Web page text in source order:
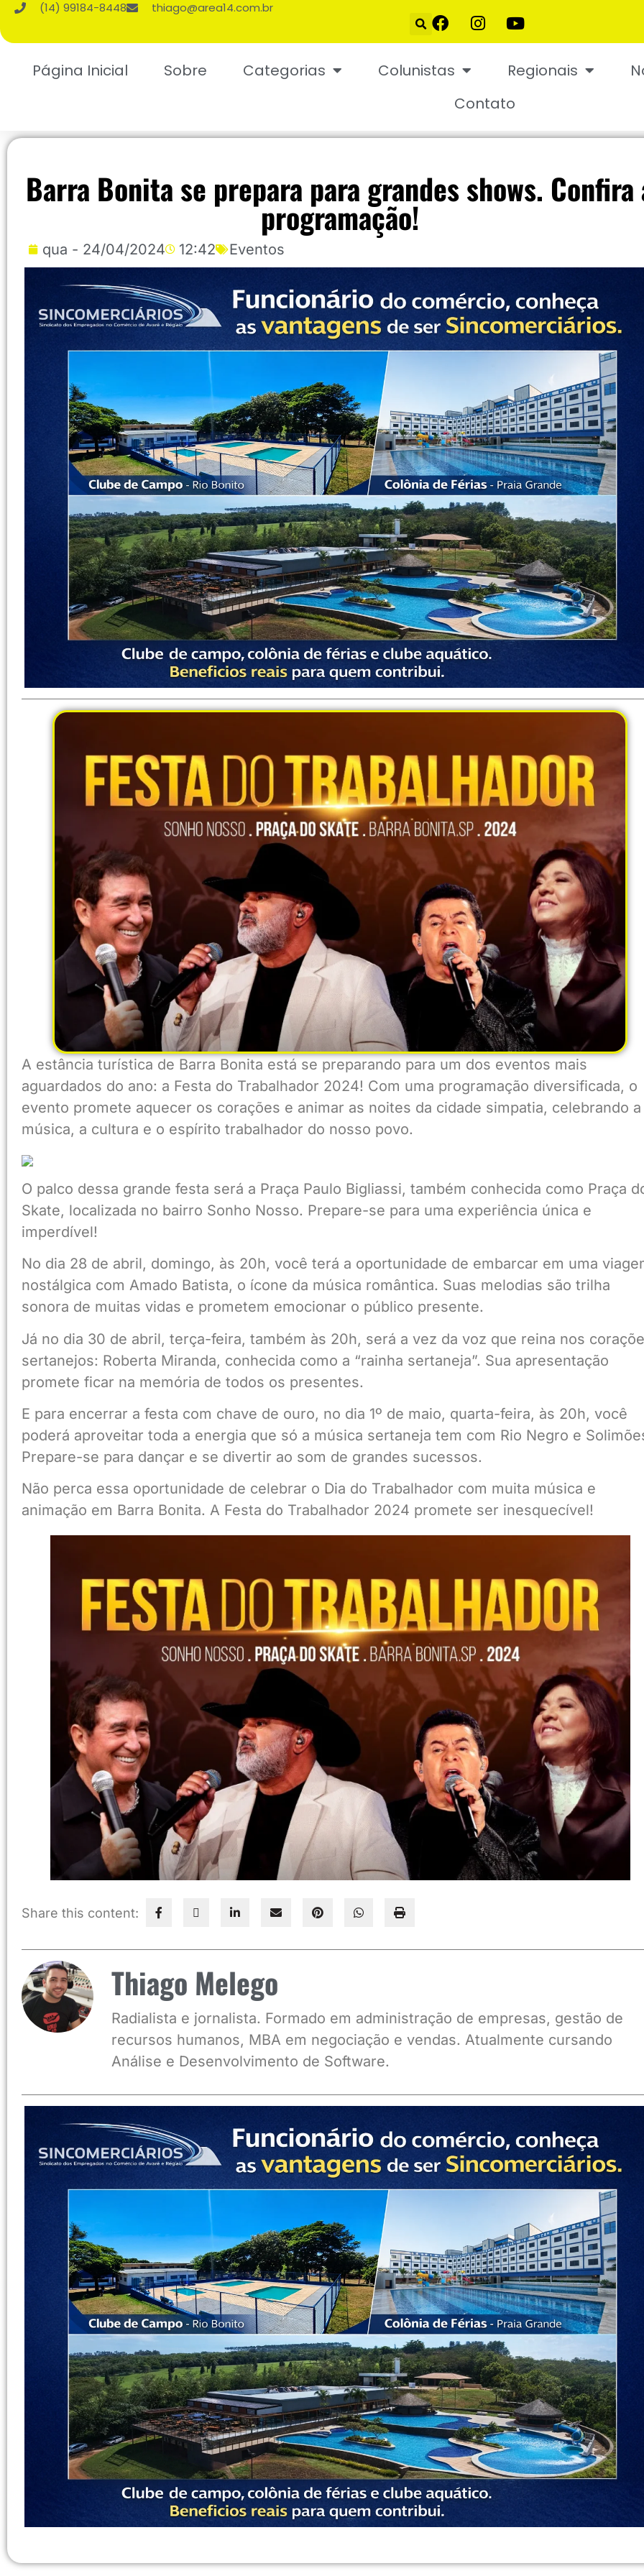
(14) 99184-8448 thiago@area14.com.br
Página Inicial Sobre Categorias Colunistas Regionais
Contato
Barra Bonita se prepara para grandes shows. Confira
programação!
qua - 24/04/2024 12:42 Eventos
A estância turística de Barra Bonita está se preparando para um dos eventos mais
aguardados do ano: a Festa do Trabalhador 2024! Com uma programação diversificada, o
evento promete aquecer os corações e animar as noites da cidade simpatia, celebrando a
música, a cultura e o espírito trabalhador do nosso povo.
O palco dessa grande festa será a Praça Paulo Bigliassi, também conhecida como Praça
Skate, localizada no bairro Sonho Nosso. Prepare-se para uma experiência única e
imperdível!
No dia 28 de abril, domingo, às 20h, você terá a oportunidade de embarcar em uma
nostálgica com Amado Batista, o ícone da música romântica. Suas melodias são trilha
sonora de muitas vidas e prometem emocionar o público presente.
Já no dia 30 de abril, terça-feira, também às 20h, será a vez da voz que reina nos
sertanejos: Roberta Miranda, conhecida como a “rainha sertaneja”. Sua apresentação
promete ficar na memória de todos os presentes.
E para encerrar a festa com chave de ouro, no dia 1º de maio, quarta-feira, às 20h, você
poderá aproveitar toda a energia que só a música sertaneja tem com Rio Negro e
Prepare-se para dançar e se divertir ao som de grandes sucessos.
Não perca essa oportunidade de celebrar o Dia do Trabalhador com muita música e
animação em Barra Bonita. A Festa do Trabalhador 2024 promete ser inesquecível!
Share this content:
Thiago Melego
Radialista e jornalista. Formado em administração de empresas, gestão de
recursos humanos, MBA em negociação e vendas. Atualmente cursando
Análise e Desenvolvimento de Software.